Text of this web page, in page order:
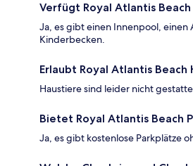
Verfügt Royal Atlantis
Ja, es gibt einen Innenpool, einen
Kinderbecken.
Erlaubt Royal Atlantis Beach
Haustiere sind leider nicht
Bietet Royal Atlantis Beach
Ja, es gibt kostenlose Parkplätze